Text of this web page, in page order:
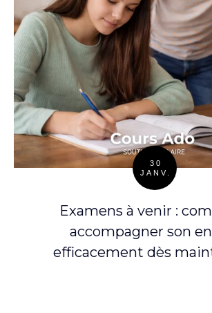
30
JANV.
Examens à venir :
accompagner son
efficacement dès